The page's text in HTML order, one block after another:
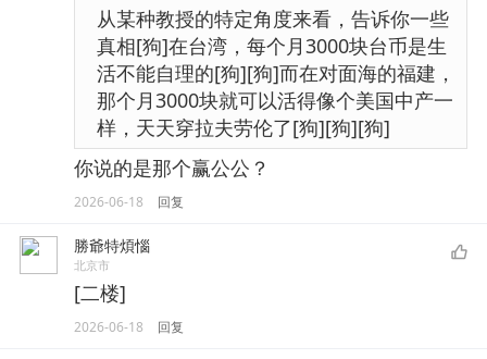
从某种教授的特定角度来看，告诉你一些
真相[狗]在台湾，每个月3000块台币是生
活不能自理的[狗][狗]而在对面海的福建，
那个月3000块就可以活得像个美国中产一
样，天天穿拉夫劳伦了[狗][狗][狗]
你说的是那个赢公公？
2026-06-18 回复
勝爺特煩惱
北京市
[二楼]
2026-06-18 回复